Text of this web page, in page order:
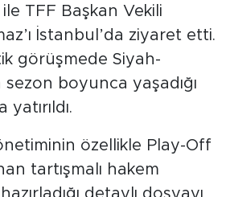
TFF Başkan Vekili
İstanbul’da ziyaret etti.
görüşmede Siyah-
sezon boyunca yaşadığı
özellikle Play-Off
tartışmalı hakem
detaylı dosyayı